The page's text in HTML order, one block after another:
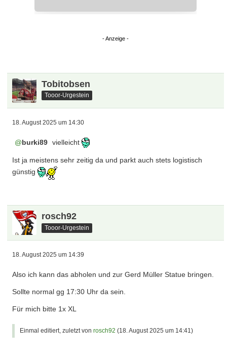
Tobitobsen
Tooor-Urgestein
18. August 2025 um 14:30
burki89 vielleicht
Ist ja meistens sehr zeitig da und parkt auch stets logistisch
günstig
rosch92
Tooor-Urgestein
18. August 2025 um 14:39
Also ich kann das abholen und zur Gerd Müller Statue bringen.
Sollte normal gg 17:30 Uhr da sein.
Für mich bitte 1x XL
Einmal editiert, zuletzt vonrosch92 (18. August 2025 um 14:41)